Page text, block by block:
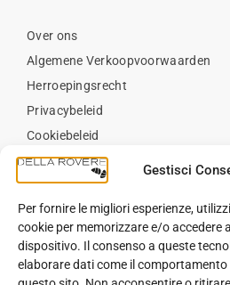
Gestisci
Per fornire le migliori esperienze,
cookie per memorizzare e/o accedere
dispositivo. Il consenso a queste
elaborare dati come il comportamento
Over ons
Algemene Verkoopvoorwaarden
Herroepingsrecht
Privacybeleid
Cookiebeleid
Neem contact op met
BLOG
Blog